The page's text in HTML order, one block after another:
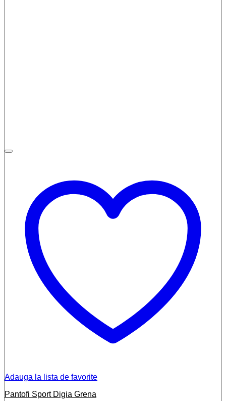
Adauga la lista de favorite
Pantofi Sport Digia Grena